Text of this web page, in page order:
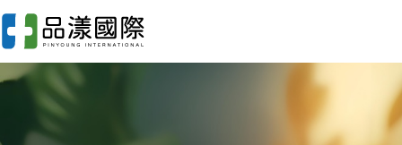
跳
至
主
要